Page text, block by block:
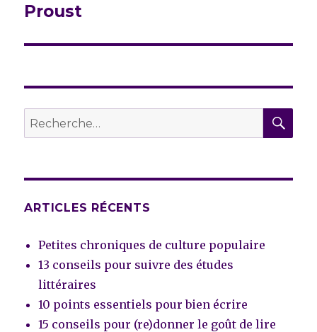
suivante :
Proust
Recherche
pour :
ARTICLES RÉCENTS
Petites chroniques de culture populaire
13 conseils pour suivre des études
littéraires
10 points essentiels pour bien écrire
15 conseils pour (re)donner le goût de lire